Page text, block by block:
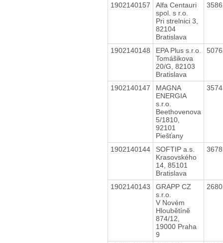
1902140157
Alfa Centauri
spol. s r.o.
Pri strelnici 3,
82104
Bratislava
1902140148
EPA Plus s.r.o.
Tomášikova
20/G, 82103
Bratislava
1902140147
MAGNA
ENERGIA
s.r.o.
Beethovenova
5/1810,
92101
Piešťany
1902140144
SOFTIP a.s.
Krasovského
14, 85101
Bratislava
1902140143
GRAPP CZ
s.r.o.
V Novém
Hloubětíně
874/12,
19000 Praha
9